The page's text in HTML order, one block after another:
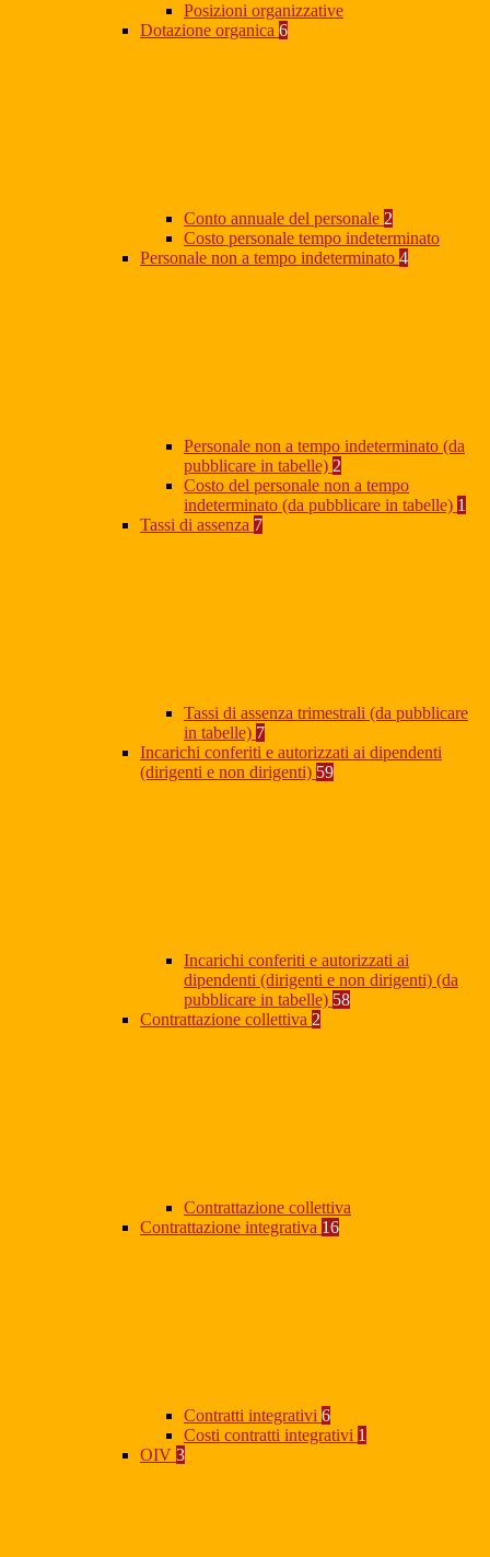
Posizioni organizzative
Dotazione organica 6
Conto annuale del personale 2
Costo personale tempo indeterminato
Personale non a tempo indeterminato 4
Personale non a tempo indeterminato (da
pubblicare in tabelle) 2
Costo del personale non a tempo
indeterminato (da pubblicare in tabelle) 1
Tassi di assenza 7
Tassi di assenza trimestrali (da pubblicare
in tabelle) 7
Incarichi conferiti e autorizzati ai dipendenti
(dirigenti e non dirigenti) 59
Incarichi conferiti e autorizzati ai
dipendenti (dirigenti e non dirigenti) (da
pubblicare in tabelle) 58
Contrattazione collettiva 2
Contrattazione collettiva
Contrattazione integrativa 16
Contratti integrativi 6
Costi contratti integrativi 1
OIV 3